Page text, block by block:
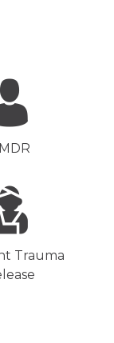
Trauma